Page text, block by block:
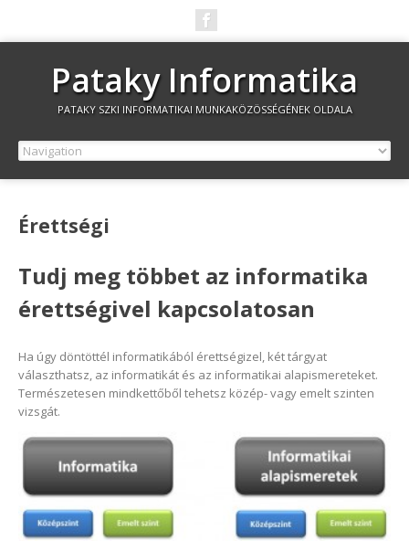
Pataky Informatika
PATAKY SZKI INFORMATIKAI MUNKAKÖZÖSSÉGÉNEK OLDALA
Érettségi
Tudj meg többet az informatika
érettségivel kapcsolatosan
Ha úgy döntöttél informatikából érettségizel, két tárgyat
választhatsz, az informatikát és az informatikai alapismereteket.
Természetesen mindkettőből tehetsz közép- vagy emelt szinten
vizsgát.